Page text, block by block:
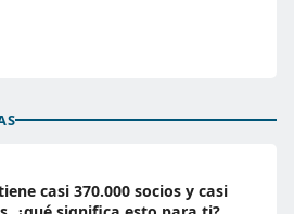
casi 370.000 socios y casi